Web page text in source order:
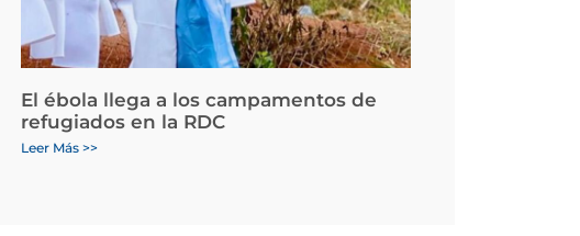
El ébola llega a los campamentos de
refugiados en la RDC
Leer Más >>